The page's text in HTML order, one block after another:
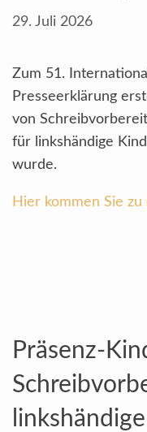
29. Juli 2026
Zum 51.
Presseerklärung
von
für linkshändige
wurde.
Hier kommen Sie
Präsenz-